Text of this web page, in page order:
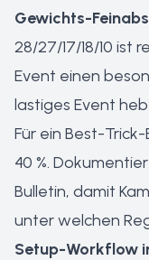
Gewichts-
28/27/17/18/10 ist
Event einen
lastiges Event
Für ein Best-
40 %.
Bulletin, damit
unter welchen
Setup-Workflow